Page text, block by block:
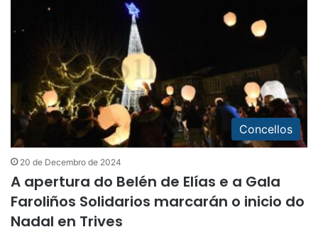
Concellos
20 de Decembro de 2024
A apertura do Belén de Elías e a Gala
Faroliños Solidarios marcarán o inicio do
Nadal en Trives